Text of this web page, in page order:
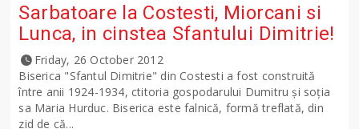
Sarbatoare la Costesti, Miorcani si
Lunca, in cinstea Sfantului Dimitrie!
Friday, 26 October 2012
Biserica "Sfantul Dimitrie" din Costesti a fost construită
între anii 1924-1934, ctitoria gospodarului Dumitru şi soţia
sa Maria Hurduc. Biserica este falnică, formă treflată, din
zid de că...